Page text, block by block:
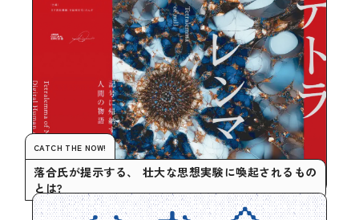
CATCH THE NOW!
落合氏が提示する、 壮大な思想実験に喚起されるもの
とは?